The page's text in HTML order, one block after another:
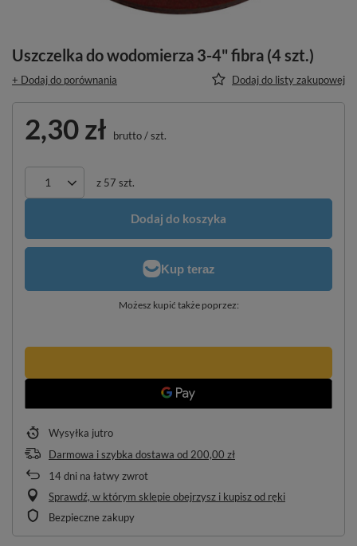
Uszczelka do wodomierza 3-4" fibra (4 szt.)
+ Dodaj do porównania Dodaj do listy zakupowej
2,30 zł brutto/szt.
z 57 szt.
Dodaj do koszyka
Możesz kupić także poprzez:
Wysyłka jutro
Darmowa i szybka dostawa od 200,00 zł
14dni na łatwy zwrot
Sprawdź, w którym sklepie obejrzysz i kupisz od ręki
Bezpieczne zakupy